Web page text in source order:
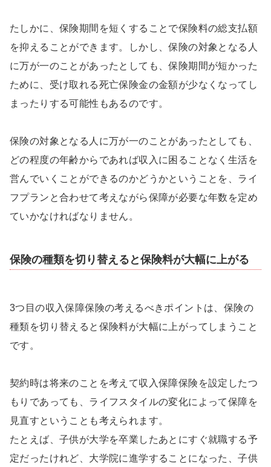
たしかに、保険期間を短くすることで保険料の総支払額
を抑えることができます。しかし、保険の対象となる人
に万が一のことがあったとしても、保険期間が短かった
ために、受け取れる死亡保険金の金額が少なくなってし
まったりする可能性もあるのです。
保険の対象となる人に万が一のことがあったとしても、
どの程度の年齢からであれば収入に困ることなく生活を
営んでいくことができるのかどうかということを、ライ
フプランと合わせて考えながら保障が必要な年数を定め
ていかなければなりません。
保険の種類を切り替えると保険料が大幅に上がる
3つ目の収入保障保険の考えるべきポイントは、保険の
種類を切り替えると保険料が大幅に上がってしまうこと
です。
契約時は将来のことを考えて収入保障保険を設定したつ
もりであっても、ライフスタイルの変化によって保障を
見直すということも考えられます。
たとえば、子供が大学を卒業したあとにすぐ就職する予
定だったけれど、大学院に進学することになった、子供